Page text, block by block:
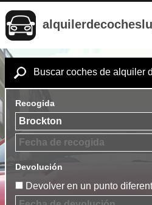
Buscar coches de alquiler
Recogida
Devolución
Devolver en un punto